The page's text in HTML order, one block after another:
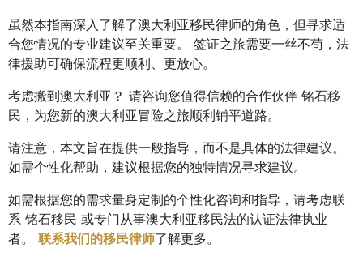
虽然本指南深入了解了澳大利亚移民律师的角色，但寻求适
合您情况的专业建议至关重要。 签证之旅需要一丝不苟，法
律援助可确保流程更顺利、更放心。
考虑搬到澳大利亚？ 请咨询您值得信赖的合作伙伴 铭石移
民，为您新的澳大利亚冒险之旅顺利铺平道路。
请注意，本文旨在提供一般指导，而不是具体的法律建议。
如需个性化帮助，建议根据您的独特情况寻求建议。
如需根据您的需求量身定制的个性化咨询和指导，请考虑联
系 铭石移民 或专门从事澳大利亚移民法的认证法律执业
者。
联系我们的移民律师了解更多。